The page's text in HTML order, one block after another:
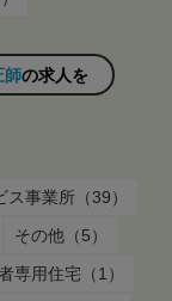
師の求人を
ス事業所（39）
その他（5）
専用住宅（1）